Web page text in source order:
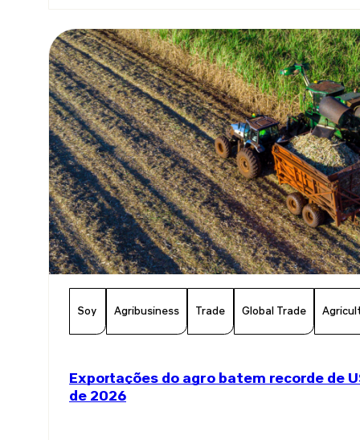
Soy Agribusiness Trade Global Trade
Exportações do agro batem recorde de
de 2026